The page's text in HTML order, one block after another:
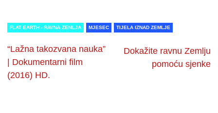
FLAT EARTH - RAVNA ZEMLJA MJESEC TIJELA IZNAD ZEMLJE
“Lažna takozvana nauka”
| Dokumentarni film
(2016) HD.
Dokažite ravnu Zemlju
pomoću sjenke